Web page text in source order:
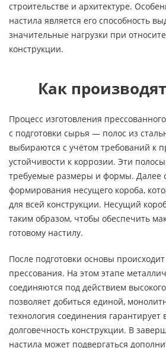
строительстве и архитектуре.
настила является его способность
значительные нагрузки при
конструкции.
Как
Процесс изготовления
с подготовки сырья — полос из
выбираются с учётом требований к
устойчивости к коррозии. Эти
требуемые размеры и формы. Далее
формирования несущего короба,
для всей конструкции. Несущий
таким образом, чтобы обеспечить
готовому настилу.
После подготовки основы
прессования. На этом этапе
соединяются под действием
позволяет добиться единой,
технология соединения
долговечность конструкции. В
настила может подвергаться